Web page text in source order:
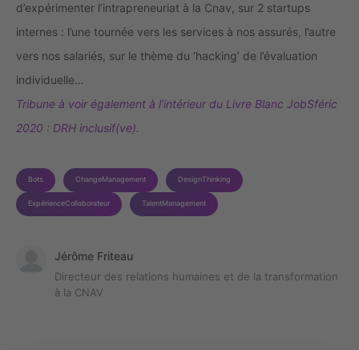
d’expérimenter l’intrapreneuriat à la Cnav, sur 2 startups
internes : l’une tournée vers les services à nos assurés, l’autre
vers nos salariés, sur le thème du ‘hacking’ de l’évaluation
individuelle…
Tribune à voir également à l’intérieur du Livre Blanc JobSféric
2020 : DRH inclusif(ve).
Bots ChangeManagement DesignThinking
ExpérienceCollaborateur TalentManagement
Jérôme Friteau
Directeur des relations humaines et de la transformation
à la CNAV